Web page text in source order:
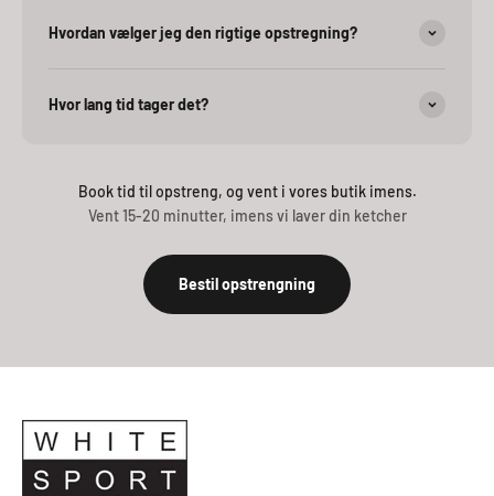
Hvordan vælger jeg den rigtige opstregning?
Hvor lang tid tager det?
Book tid til opstreng, og vent i vores butik imens.
Vent 15-20 minutter, imens vi laver din ketcher
Bestil opstrengning